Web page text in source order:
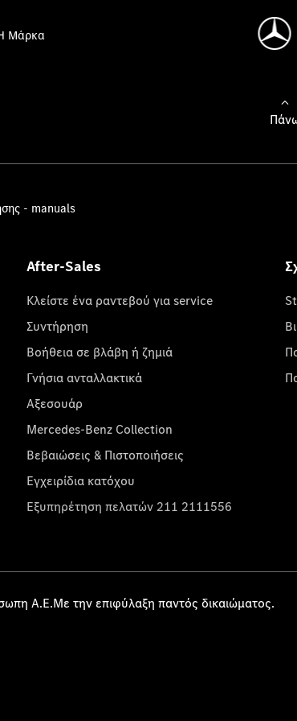
Μάρκα
- manuals
After-Sales
Κλείστε ένα ραντεβού για service
Συντήρηση
Βοήθεια σε βλάβη ή ζημιά
Γνήσια ανταλλακτικά
Αξεσουάρ
Mercedes-Benz Collection
Βεβαιώσεις & Πιστοποιήσεις
Εγχειρίδια κατόχου
Εξυπηρέτηση πελατών 211 2111556
Α.Ε.Με την επιφύλαξη παντός δικαιώματος.